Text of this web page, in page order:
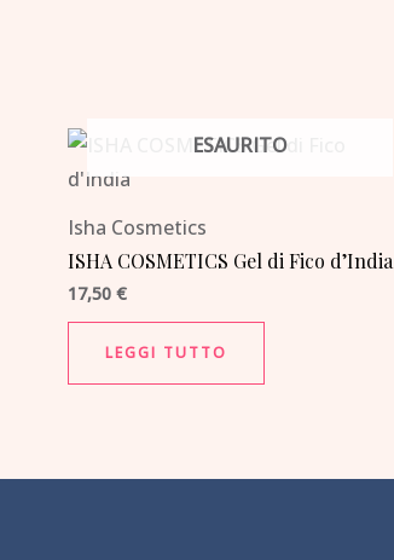
ESAURITO
Isha Cosmetics
ISHA COSMETICS Gel di Fico d’India
17,50 €
LEGGI TUTTO